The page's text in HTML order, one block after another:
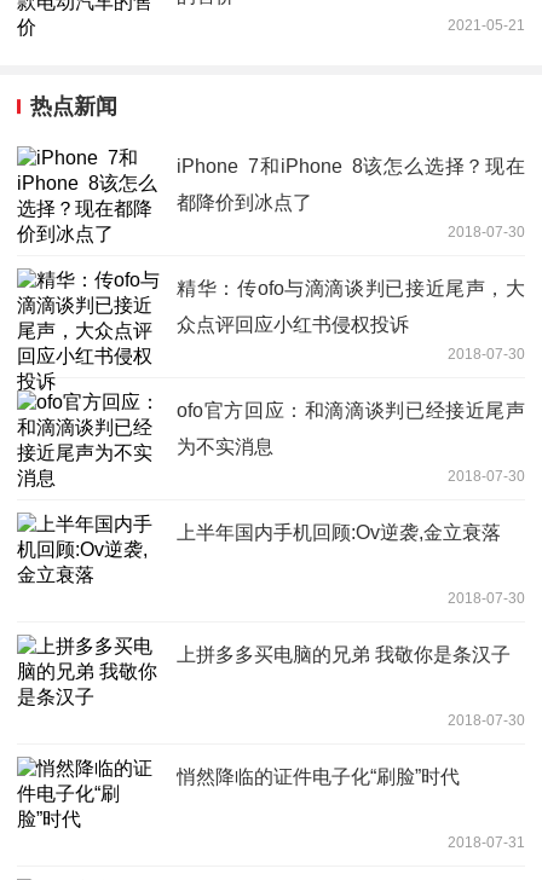
2021-05-21
热点新闻
iPhone 7和iPhone 8该怎么选择？现在
都降价到冰点了
2018-07-30
精华：传ofo与滴滴谈判已接近尾声，大
众点评回应小红书侵权投诉
2018-07-30
ofo官方回应：和滴滴谈判已经接近尾声
为不实消息
2018-07-30
上半年国内手机回顾:Ov逆袭,金立衰落
2018-07-30
上拼多多买电脑的兄弟 我敬你是条汉子
2018-07-30
悄然降临的证件电子化“刷脸”时代
2018-07-31